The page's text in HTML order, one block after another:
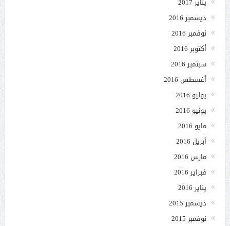
ديسمبر 2016
نوفمبر 2016
أكتوبر 2016
سبتمبر 2016
أغسطس 2016
يوليو 2016
يونيو 2016
مايو 2016
أبريل 2016
مارس 2016
فبراير 2016
يناير 2016
ديسمبر 2015
نوفمبر 2015